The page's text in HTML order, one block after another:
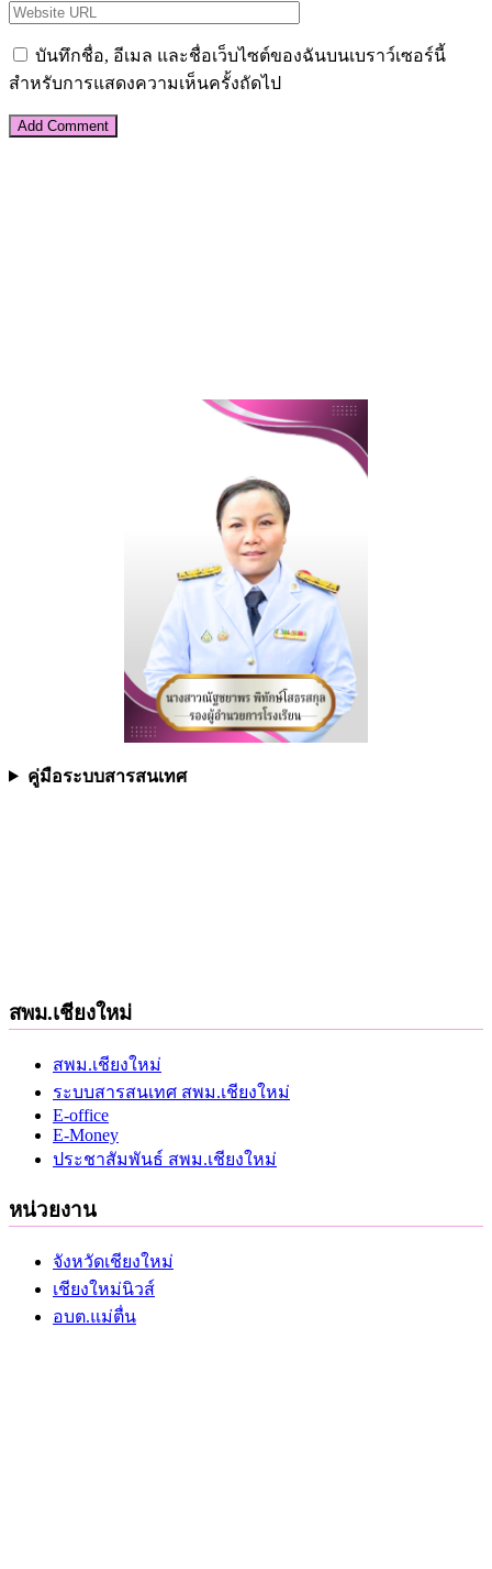
บันทึกชื่อ, อีเมล และชื่อเว็บไซต์ของฉันบนเบราว์เซอร์นี้
สำหรับการแสดงความเห็นครั้งถัดไป
คู่มือระบบสารสนเทศ
สพม.เชียงใหม่
สพม.เชียงใหม่
ระบบสารสนเทศ สพม.เชียงใหม่
E-office
E-Money
ประชาสัมพันธ์ สพม.เชียงใหม่
หน่วยงาน
จังหวัดเชียงใหม่
เชียงใหม่นิวส์
อบต.แม่ตื่น